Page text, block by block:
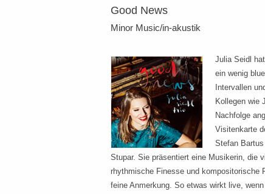
Good News
Minor Music/in-akustik
Julia Seidl
ein wenig
Intervallen
Kollegen wie
Nachfolge
Visitenkarte
Stefan
Stupar. Sie präsentiert eine Musikerin, die
rhythmische Finesse und kompositorische
feine Anmerkung. So etwas wirkt live,